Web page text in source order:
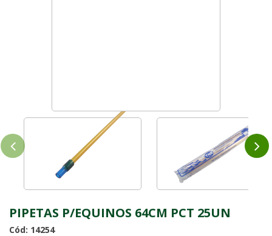
PIPETAS P/EQUINOS 64CM PCT 25UN
Cód: 14254